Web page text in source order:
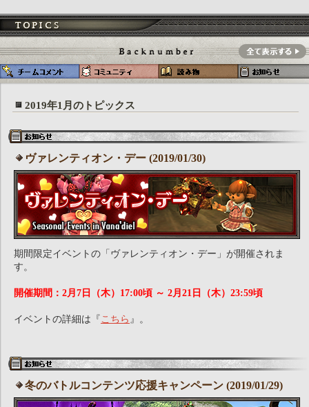
2019年1月のトピックス
ヴァレンティオン・デー (2019/01/30)
期間限定イベントの「ヴァレンティオン・デー」が開催されま
す。
開催期間：2月7日（木）17:00頃 ～ 2月21日（木）23:59頃
イベントの詳細は『 こちら 』。
冬のバトルコンテンツ応援キャンペーン (2019/01/29)